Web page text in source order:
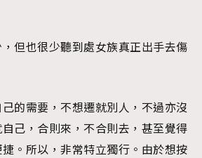
但也很少聽到處女族真正出手去傷
的需要，不想遷就別人，不過亦沒
己，合則來，不合則去，甚至覺得
。所以，非常特立獨行。由於想按